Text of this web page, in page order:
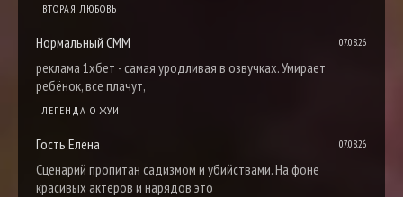
ВТОРАЯ ЛЮБОВЬ
Нормальный СММ 07.08.26
реклама 1хбет - самая уродливая в озвучках. Умирает
ребёнок, все плачут,
ЛЕГЕНДА О ЖУИ
Гость Елена 07.08.26
Сценарий пропитан садизмом и убийствами. На фоне
красивых актеров и нарядов это